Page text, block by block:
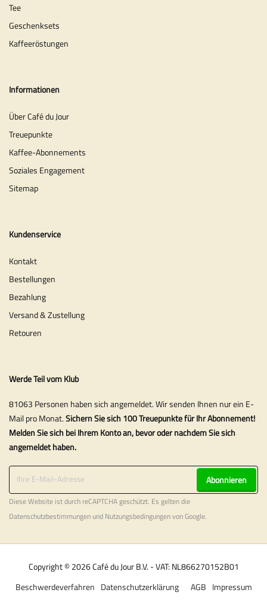
Tee
Geschenksets
Kaffeeröstungen
Informationen
Über Café du Jour
Treuepunkte
Kaffee-Abonnements
Soziales Engagement
Sitemap
Kundenservice
Kontakt
Bestellungen
Bezahlung
Versand & Zustellung
Retouren
Werde Teil vom Klub
81063 Personen haben sich angemeldet. Wir senden Ihnen nur ein E-
Mail pro Monat.Sichern Sie sich 100 Treuepunkte für Ihr Abonnement!
Melden Sie sich bei Ihrem Konto an, bevor oder nachdem Sie sich
angemeldet haben.
Abonnieren
Diese Website ist durch reCAPTCHA geschützt. Es gelten die
Datenschutzbestimmungen und Nutzungsbedingungenvon Google.
Copyright © 2026 Café du Jour B.V. - VAT: NL866270152B01
Impressum
AGB
Datenschutzerklärung
Beschwerdeverfahren